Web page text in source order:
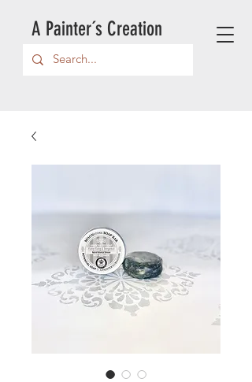
A Painter´s Creation